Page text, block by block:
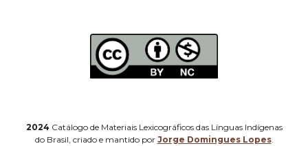
2024 Catálogo de Materiais Lexicográficos das Línguas Indígenas
do Brasil, criado e mantido por Jorge Domingues Lopes.